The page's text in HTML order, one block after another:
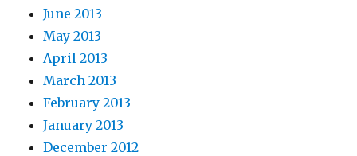
June 2013
May 2013
April 2013
March 2013
February 2013
January 2013
December 2012